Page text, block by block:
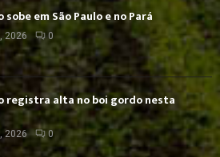
em São Paulo e no Pará
2026 0
registra alta no boi gordo nesta
2026 0